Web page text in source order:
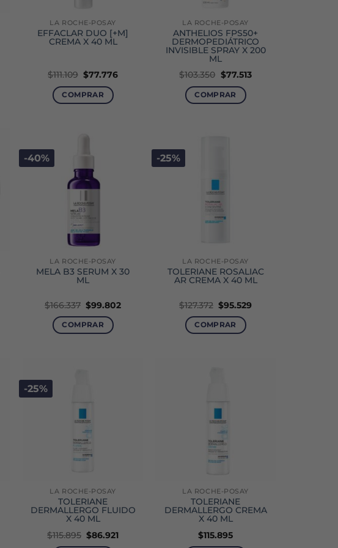
LA ROCHE-POSAY
EFFACLAR DUO [+M]
CREMA X 40 ML
$111.109 El
original
era:
$77.776El
COMPRAR
LA ROCHE-POSAY
ANTHELIOS FPS50+
DERMOPEDIÁTRICO
INVISIBLE SPRAY X 200
ML
$103.350 El
original
era:
$77.513El
COMPRAR
-40%
LA ROCHE-POSAY
MELA B3 SERUM X 30
ML
$166.337 El
precio
original
era:
$99.802El
COMPRAR
-25%
LA ROCHE-POSAY
TOLERIANE ROSALIAC
AR CREMA X 40 ML
$127.372 El
precio
original
era:
$95.529El
COMPRAR
-25%
LA ROCHE-POSAY
TOLERIANE
DERMALLERGO FLUIDO
X 40 ML
$115.895 El
precio
$86.921El
LA ROCHE-POSAY
TOLERIANE
DERMALLERGO CREMA
X 40 ML
$115.895